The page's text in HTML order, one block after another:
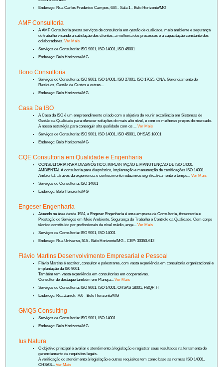
Endereço: Rua Carlos Frederico Campos, 634 - Sala 1 - Belo Horizonte/MG
AMF Consultoria
A AMF Consultoria presta serviços de consultoria em gestão de qualidade, meio ambiente e segurança
do trabalho visando a satisfação dos clientes, a melhoria dos processos e a capacitação constante dos
colaboradores.Ver Mais
Serviços de Consultoria: ISO 9001, ISO 14001, ISO 45001
Endereço: Belo Horizonte/MG
Bono Consultoria
Serviços de Consultoria: ISO 9001, ISO 14001, ISO 27001, ISO 17025, ONA, Gerenciamento de
Resíduos, Gestão de Custos e outras...
Endereço: Belo Horizonte/MG
Casa Da ISO
A Casa da ISO é um empreendimento criado com o objetivo de reunir excelência em Sistemas de
Gestão da Qualidade para oferecer soluções do mais alto nível, e com os melhores preços do mercado.
A nossa estratégia para conseguir alta qualidade com os ...Ver Mais
Serviços de Consultoria: ISO 9001, ISO 14001, ISO 45001, OHSAS 18001
Endereço: Belo Horizonte/MG
CQE Consultoria em Qualidade e Engenharia
CONSULTORIA PARA DIAGNÓSTICO, IMPLANTAÇÃO E MANUTENÇÃO DE ISO 14001
AMBIENTAL A consultoria para diagnóstico, implantação e manutenção de certificações ISO 14001
Ambiental, através da experiência e conhecimento reduzimos significativamente o tempo...Ver Mais
Serviços de Consultoria: ISO 14001
Endereço: Belo Horizonte/MG
Engeser Engenharia
Atuando na área desde 1984, a Engeser Engenharia é uma empresa de Consultoria, Assessoria e
Prestação de Serviços em Meio Ambiente, Segurança do Trabalho e Controle da Qualidade. Com corpo
técnico constituído por profissionais de nível médio, enge...Ver Mais
Serviços de Consultoria: ISO 9001, ISO 14001
Endereço: Rua Universo, 515 - Belo Horizonte/MG - CEP: 30350-612
Flávio Martins Desenvolvimento Empresarial e Pessoal
Flávio Martins é escritor, consultor e palestrante, com vasta experiência em consultoria organizacional e
implantação da IS0 9001.
Também tem vasta experiência em consultorias em cooperativas.
Consultor de destaque também em Planeja...Ver Mais
Serviços de Consultoria: ISO 9001, ISO 14001, OHSAS 18001, PBQP-H
Endereço: Rua Zurick, 760 - Belo Horizonte/MG
GMQS Consulting
Serviços de Consultoria: ISO 9001, ISO 14001
Endereço: Belo Horizonte/MG
Ius Natura
O objetivo principal é avaliar o atendimento à legislação e registrar seus resultados na ferramenta de
gerenciamento de requisitos legais.
A verificação do atendimento à legislação e outros requisitos tem como base as normas ISO 14001,
OHSAS...Ver Mais